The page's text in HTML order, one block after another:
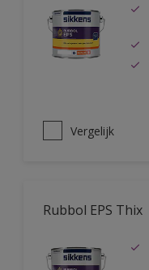
Vergelijk
Rubbol EPS Thix